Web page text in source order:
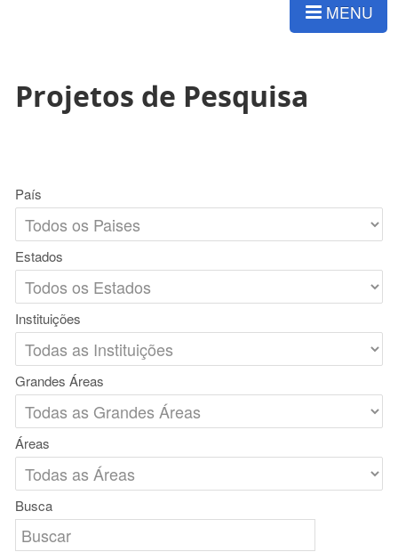
MENU
Projetos de Pesquisa
País
Estados
Instituições
Grandes Áreas
Áreas
Busca